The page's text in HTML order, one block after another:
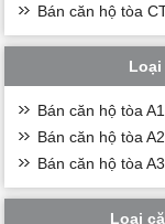
Bán căn hộ tòa
Loại
Bán căn hộ tòa
Bán căn hộ tòa
Bán căn hộ tòa
Loại